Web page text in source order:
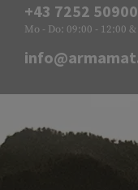
+43 7252 50900
Mo - Do: 09:00 - 12:00